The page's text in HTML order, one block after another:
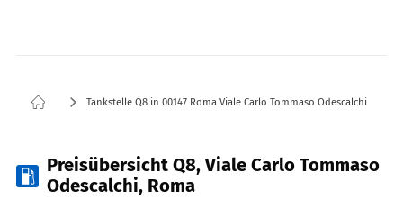
Tankstelle Q8 in 00147 Roma Viale Carlo Tommaso Odescalchi
Preisübersicht Q8, Viale Carlo Tommaso
Odescalchi, Roma